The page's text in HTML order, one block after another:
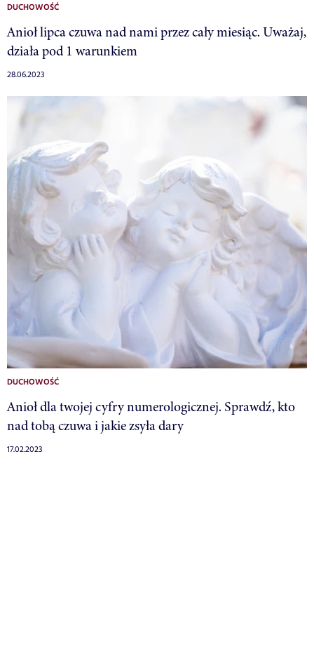
DUCHOWOŚĆ
Anioł lipca czuwa nad nami przez cały miesiąc. Uważaj,
działa pod 1 warunkiem
28.06.2023
DUCHOWOŚĆ
Anioł dla twojej cyfry numerologicznej. Sprawdź, kto
nad tobą czuwa i jakie zsyła dary
17.02.2023